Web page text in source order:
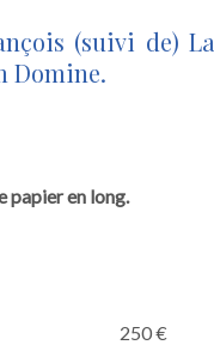
(suivi de) La
Domine.
papier en long.
250€